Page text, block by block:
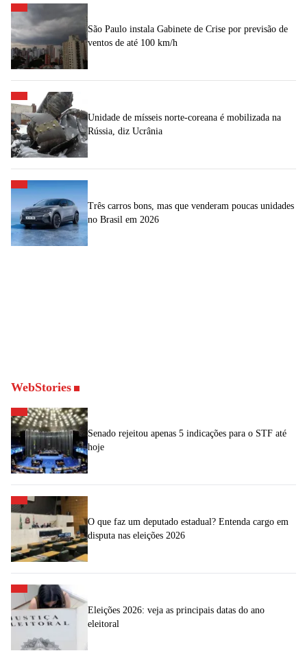
São Paulo instala Gabinete de Crise por previsão de
ventos de até 100 km/h
Unidade de mísseis norte-coreana é mobilizada na
Rússia, diz Ucrânia
Três carros bons, mas que venderam poucas unidades
no Brasil em 2026
WebStories
Senado rejeitou apenas 5 indicações para o STF até
hoje
O que faz um deputado estadual? Entenda cargo em
disputa nas eleições 2026
Eleições 2026: veja as principais datas do ano
eleitoral